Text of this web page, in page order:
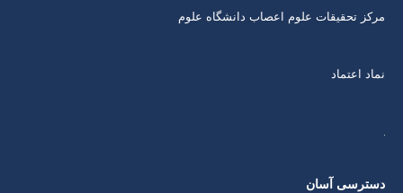
مرکز تحقیقات علوم اعصاب دانشگاه علوم
نماد اعتماد
دسترسی آسان